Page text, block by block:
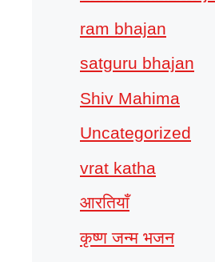
ram bhajan
satguru bhajan
Shiv Mahima
Uncategorized
vrat katha
आरतियाँ
कृष्ण जन्म भजन